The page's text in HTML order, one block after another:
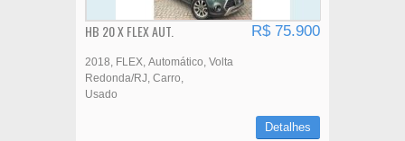
HB 20 X FLEX AUT. R$ 75.900
2018 FLEX Automático Volta
Redonda/RJ Carro
Usado
Detalhes